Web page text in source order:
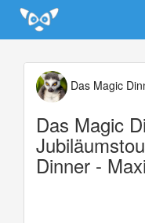
Update cookies preferences
Das Magic
Das Magic
Dinner -